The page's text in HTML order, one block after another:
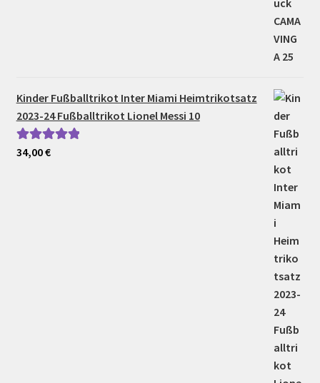
Kinder Fußballtrikot Inter Miami Heimtrikotsatz
2023-24 Fußballtrikot Lionel Messi 10
Bewertet mit
34,00€